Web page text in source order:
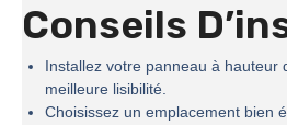
Conseils
Installez votre panneau à hauteur
meilleure lisibilité.
Choisissez un emplacement bien